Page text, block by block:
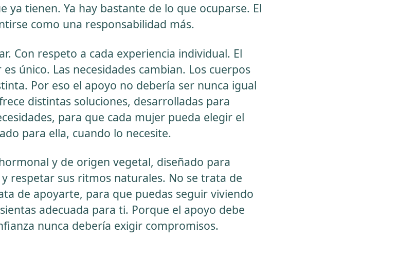
ya tienen. Ya hay bastante de lo que ocuparse. El
como una responsabilidad más.
Con respeto a cada experiencia individual. El
único. Las necesidades cambian. Los cuerpos
Por eso el apoyo no debería ser nunca igual
distintas soluciones, desarrolladas para
para que cada mujer pueda elegir el
para ella, cuando lo necesite.
y de origen vegetal, diseñado para
respetar sus ritmos naturales. No se trata de
de apoyarte, para que puedas seguir viviendo
adecuada para ti. Porque el apoyo debe
nunca debería exigir compromisos.